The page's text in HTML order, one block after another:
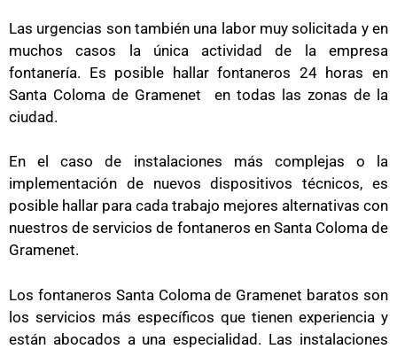
Las urgencias son también una labor muy solicitada y en
muchos casos la única actividad de la empresa
fontanería. Es posible hallarfontaneros 24 horas en
Santa Coloma de Gramenet en todas las zonas de la
ciudad.
En el caso de instalaciones más complejas o la
implementación de nuevos dispositivos técnicos, es
posible hallar para cada trabajo mejores alternativas con
nuestros de servicios de fontaneros en Santa Coloma de
Gramenet.
Los fontaneros Santa Coloma de Gramenet baratos son
los servicios más específicos que tienen experiencia y
están abocados a una especialidad. Las instalaciones